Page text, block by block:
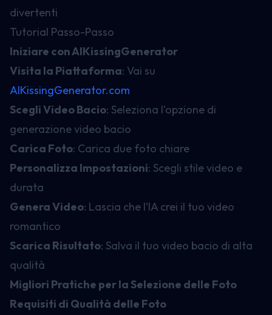
divertenti
Tutorial Passo-Passo
Iniziare con AIKissingGenerator
Visita la Piattaforma: Vai su
AIKissingGenerator.com
Scegli Video Bacio: Seleziona l'opzione di
generazione video bacio
Carica Foto: Carica due foto chiare
Personalizza Impostazioni: Scegli stile video e
durata
Genera Video: Lascia che l'IA crei il tuo video
romantico
Scarica Risultato: Salva il tuo video bacio di alta
qualità
Migliori Pratiche per la Selezione delle Foto
Requisiti di Qualità delle Foto